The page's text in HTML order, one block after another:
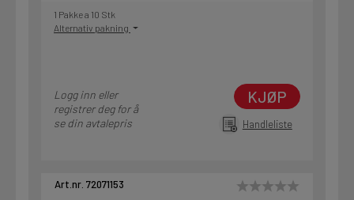
1 Pakke a 10 Stk
Alternativ pakning
Logg inn eller
registrer deg for å
se din avtalepris
KJØP
Handleliste
Art.nr. 72071153